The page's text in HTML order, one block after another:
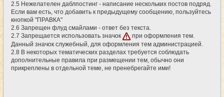
2.5 Нежелателен даблпостинг - написание нескольких постов подряд.
Если вам есть, что добавить к предыдущему сообщению, пользуйтесь
кнопкой "ПРАВКА"
2.6 Запрещен флуд смайлами - ответ без текста.
2.7 Запрещается использовать значок
при оформления тем.
Данный значок служебный, для оформления тем администрацией.
2.8 В некоторых тематических разделах требуется соблюдать
дополнительные правила при размещении тем, обычно они
прикреплены в отдельной теме, не пренебрегайте ими!